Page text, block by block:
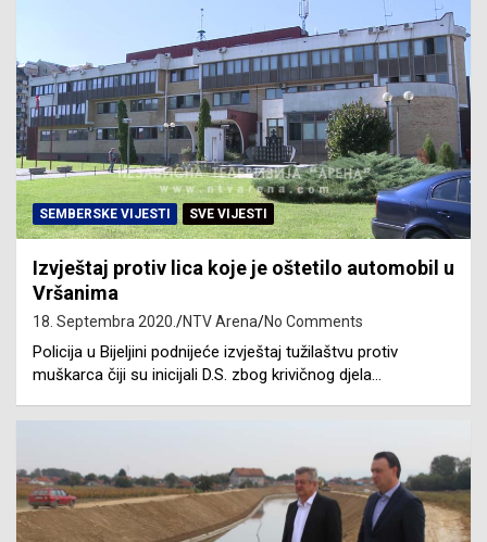
SEMBERSKE VIJESTI SVE VIJESTI
Izvještaj protiv lica koje je oštetilo automobil u
Vršanima
18. Septembra 2020. NTV Arena No Comments
Policija u Bijeljini podnijeće izvještaj tužilaštvu protiv
muškarca čiji su inicijali D.S. zbog krivičnog djela…